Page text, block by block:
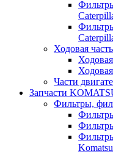
Ходовая
Части
Запчасти
Фильтры,
Komatsu